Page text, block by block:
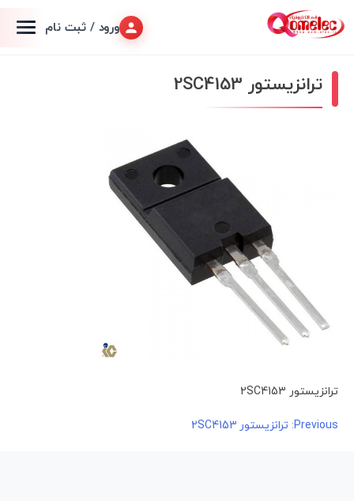
ورود / ثبت نام
ترانزیستور 2SC4153
ترانزیستور 2SC4153
راهبری
Previous: ترانزیستور 2SC4153